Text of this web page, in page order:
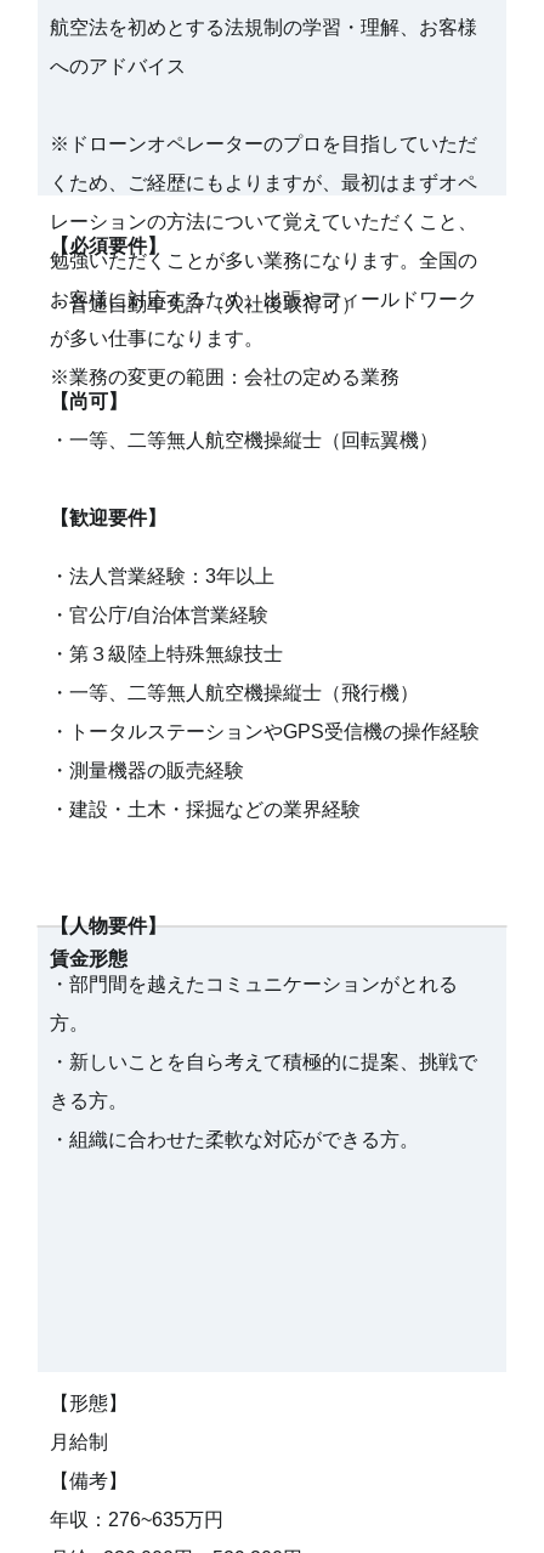
航空法を初めとする法規制の学習・理解、お客様
へのアドバイス
※ドローンオペレーターのプロを目指していただ
くため、ご経歴にもよりますが、最初はまずオペ
レーションの方法について覚えていただくこと、
勉強いただくことが多い業務になります。全国の
お客様に対応するため、出張やフィールドワーク
が多い仕事になります。
※業務の変更の範囲：会社の定める業務
【必須要件】
・普通自動車免許（入社後取得可）
【尚可】
・一等、二等無人航空機操縦士（回転翼機）
【歓迎要件】
・法人営業経験：3年以上
・官公庁/自治体営業経験
・第３級陸上特殊無線技士
・一等、二等無人航空機操縦士（飛行機）
・トータルステーションやGPS受信機の操作経験
・測量機器の販売経験
・建設・土木・採掘などの業界経験
【人物要件】
・部門間を越えたコミュニケーションがとれる
方。
・新しいことを自ら考えて積極的に提案、挑戦で
きる方。
・組織に合わせた柔軟な対応ができる方。
賃金形態
【形態】
月給制
【備考】
年収：276~635万円